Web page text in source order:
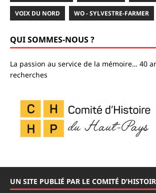
VOIX DU NORD WO - SYLVESTRE-FARMER
QUI SOMMES-NOUS ?
La passion au service de la mémoire… 40
recherches
UN SITE PUBLIÉ PAR LE COMITÉ